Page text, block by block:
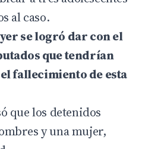
al caso.
se logró dar con el
que tendrían
fallecimiento de esta
que los detenidos
y una mujer,